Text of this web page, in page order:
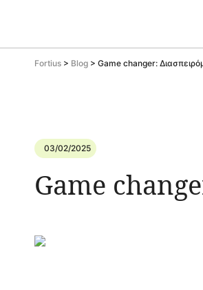
Fortius > Blog > Game changer:
03/02/2025
Game